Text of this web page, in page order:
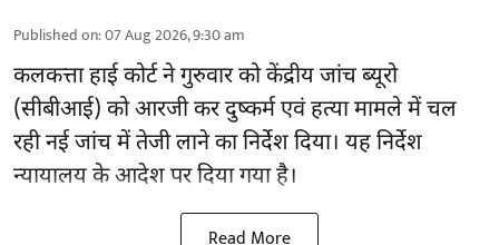
Published on:07 Aug 2026, 9:30 am
कलकत्ता हाई कोर्ट ने गुरुवार को केंद्रीय जांच ब्यूरो
(सीबीआई) कोआरजी कर दुष्कर्म एवं हत्या मामलेमें चल
रही नई जांच में तेजी लाने का निर्देश दिया। यह निर्देश
न्यायालय के आदेश पर दिया गया है।